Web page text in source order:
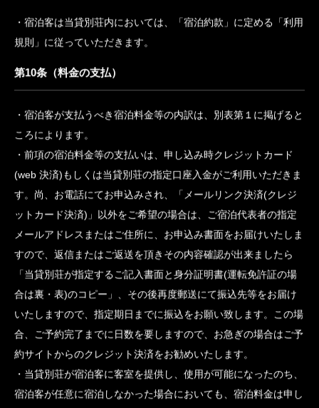
翌日１６時までとします。ただし、連続して宿泊する場合におい
ては、到着日及び出発日を除き、終日使用することができます。
なお、客室を使用できる午前１１時以降においても、客室の整備
等により、やむを得ずお待ちいただくことがあります。
第9条（利用規則の遵守）
宿泊客は当貸別荘内においては、「宿泊約款」に定める「利用
規則」に従っていただきます。
第10条（料金の支払）
宿泊客が支払うべき宿泊料金等の内訳は、別表第１に掲げると
ころによります。
前項の宿泊料金等の支払いは、申し込み時クレジットカード
(web 決済)もしくは当貸別荘の指定口座入金がご利用いただきま
す。尚、お電話にてお申込みされ、「メールリンク決済(クレジ
ットカード決済)」以外をご希望の場合は、ご宿泊代表者の指定
メールアドレスまたはご住所に、お申込み書面をお届けいたしま
すので、返信またはご返送を頂きその内容確認が出来ましたら